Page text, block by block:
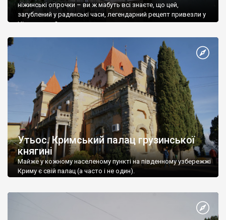
ніжинські огірочки – ви ж мабуть всі знаєте, що цей,
загублений у радянські часи, легендарний рецепт привезли у
Ніжин греки?
Утьос. Кримський палац грузинської
княгині
Майже у кожному населеному пункті на південному узбережжі
Криму є свій палац (а часто і не один).